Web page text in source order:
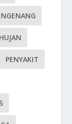
PENYAKIT